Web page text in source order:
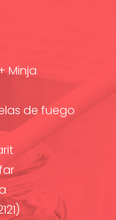
Minja
de fuego